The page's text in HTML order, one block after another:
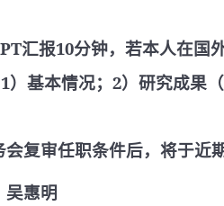
汇报10分钟，若本人在国
1）基本情况； 2）研究成果
会复审任职条件后，将于近
吴惠明